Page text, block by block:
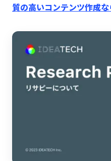
質の高いコンテンツ作成な